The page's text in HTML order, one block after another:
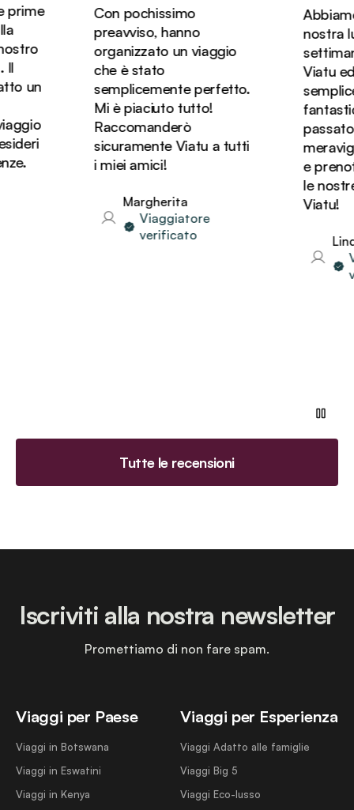
un
Con pochissimo
preavviso, hanno
organizzato un viaggio
che è stato
semplicemente perfetto.
Mi è piaciuto tutto!
Raccomanderò
sicuramente Viatu a tutti
i miei amici!
Margherita
Viaggiatore
verificato
nostra
Viatu ed
passato
e
le nostre
Viatu!
Linda
Tutte le recensioni
Viaggi per Paese
Viaggi in Botswana
Viaggi in Eswatini
Viaggi in Kenya
Viaggi per Esperienza
Viaggi Adatto alle famiglie
Viaggi Big 5
Viaggi Eco-lusso
Iscriviti alla nostra newsletter
Promettiamo di non fare spam.